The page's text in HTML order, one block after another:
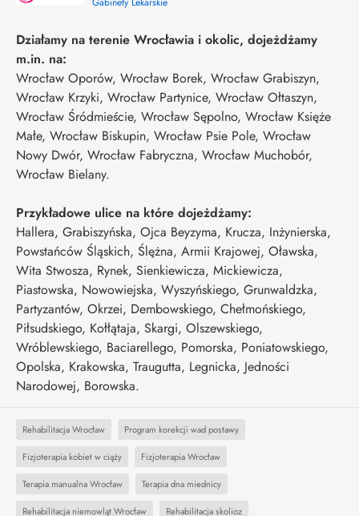
Działamy na terenie Wrocławia i okolic, dojeżdżamy
m.in. na:
Wrocław Oporów, Wrocław Borek, Wrocław Grabiszyn,
Wrocław Krzyki, Wrocław Partynice, Wrocław Ołtaszyn,
Wrocław Śródmieście, Wrocław Sępolno, Wrocław Księże
Małe, Wrocław Biskupin, Wrocław Psie Pole, Wrocław
Nowy Dwór, Wrocław Fabryczna, Wrocław Muchobór,
Wrocław Bielany.
Przykładowe ulice na które dojeżdżamy:
Hallera, Grabiszyńska, Ojca Beyzyma, Krucza, Inżynierska,
Powstańców Śląskich, Ślężna, Armii Krajowej, Oławska,
Wita Stwosza, Rynek, Sienkiewicza, Mickiewicza,
Piastowska, Nowowiejska, Wyszyńskiego, Grunwaldzka,
Partyzantów, Okrzei, Dembowskiego, Chełmońskiego,
Piłsudskiego, Kołłątaja, Skargi, Olszewskiego,
Wróblewskiego, Baciarellego, Pomorska, Poniatowskiego,
Opolska, Krakowska, Traugutta, Legnicka, Jedności
Narodowej, Borowska.
Rehabilitacja Wrocław Program korekcji wad postawy
Fizjoterapia kobiet w ciąży Fizjoterapia Wrocław
Terapia manualna Wrocław Terapia dna miednicy
Rehabilitacja niemowląt Wrocław Rehabilitacja skolioz